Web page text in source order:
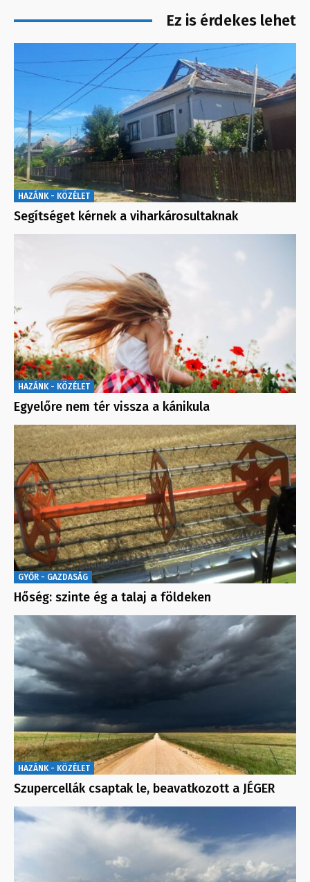
Ez is érdekes lehet
HAZÁNK - KÖZÉLET
Segítséget kérnek a viharkárosultaknak
HAZÁNK - KÖZÉLET
Egyelőre nem tér vissza a kánikula
GYŐR - GAZDASÁG
Hőség: szinte ég a talaj a földeken
HAZÁNK - KÖZÉLET
Szupercellák csaptak le, beavatkozott a JÉGER